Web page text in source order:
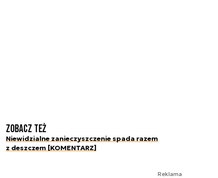
Zobacz też
Niewidzialne zanieczyszczenie spada razem
z deszczem [KOMENTARZ]
Reklama